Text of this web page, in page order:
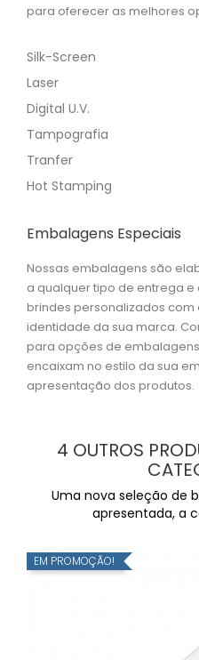
para oferecer as melhores
Silk-Screen
Laser
Digital U.V.
Tampografia
Tranfer
Hot Stamping
Embalagens Especiais
Nossas embalagens são
a qualquer tipo de entrega e
brindes personalizados
identidade da sua marca.
para opções de
encaixam no estilo da sua
apresentação dos produtos.
4 OUTROS
Uma nova seleção de
apresentada, a
EM PROMOÇÃO!